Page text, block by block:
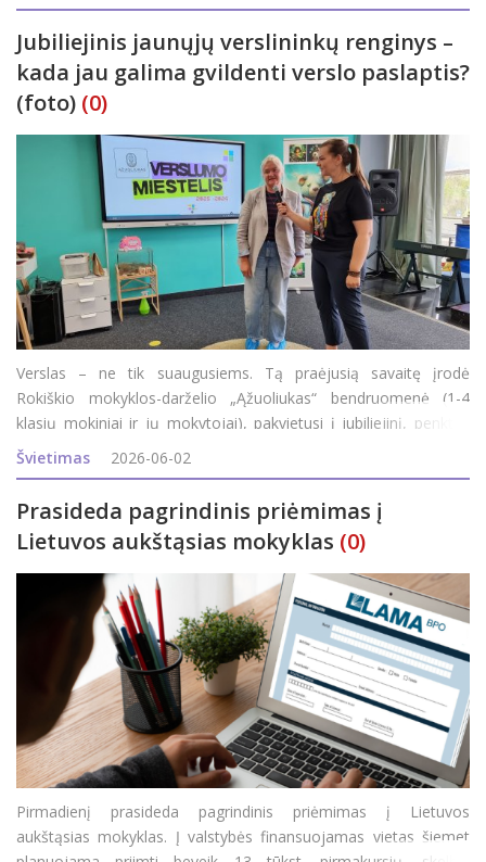
Jubiliejinis jaunųjų verslininkų renginys –
kada jau galima gvildenti verslo paslaptis?
(foto) (0)
Verslas – ne tik suaugusiems. Tą praėjusią savaitę įrodė
Rokiškio mokyklos-darželio „Ąžuoliukas“ bendruomenė (1-4
klasių mokiniai ir jų mokytojai), pakvietusi į jubiliejinį, penktus
metus iš eilės pavasarį organizuojamą renginį „Verslumo
miestelis“. Jubil
Švietimas 2026-06-02
Prasideda pagrindinis priėmimas į
Lietuvos aukštąsias mokyklas (0)
Pirmadienį prasideda pagrindinis priėmimas į Lietuvos
aukštąsias mokyklas. Į valstybės finansuojamas vietas šiemet